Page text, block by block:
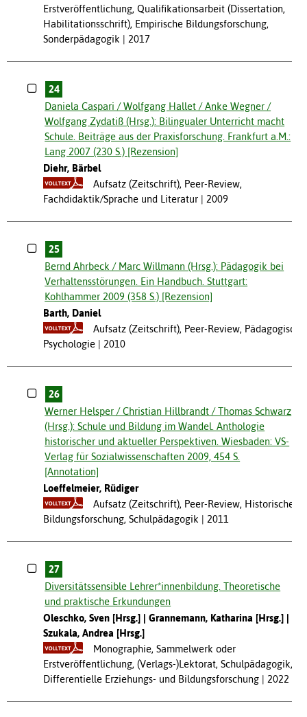
Erstveröffentlichung, Qualifikationsarbeit (Dissertation,
Habilitationsschrift), Empirische Bildungsforschung,
Sonderpädagogik
2017
24
Daniela Caspari / Wolfgang Hallet / Anke Wegner /
Wolfgang Zydatiß (Hrsg.): Bilingualer Unterricht macht
Schule. Beiträge aus der Praxisforschung. Frankfurt a.M.:
Lang 2007 (230 S.) [Rezension]
Diehr, Bärbel
Aufsatz (Zeitschrift), Peer-Review,
Fachdidaktik/Sprache und Literatur
2009
25
Bernd Ahrbeck / Marc Willmann (Hrsg.): Pädagogik bei
Verhaltensstörungen. Ein Handbuch. Stuttgart:
Kohlhammer 2009 (358 S.) [Rezension]
Barth, Daniel
Aufsatz (Zeitschrift), Peer-Review, Pädagogische
Psychologie
2010
26
Werner Helsper / Christian Hillbrandt / Thomas Schwarz
(Hrsg.): Schule und Bildung im Wandel. Anthologie
historischer und aktueller Perspektiven. Wiesbaden: VS-
Verlag für Sozialwissenschaften 2009, 454 S.
[Annotation]
Loeffelmeier, Rüdiger
Aufsatz (Zeitschrift), Peer-Review, Historische
Bildungsforschung, Schulpädagogik
2011
27
Diversitätssensible Lehrer*innenbildung. Theoretische
und praktische Erkundungen
Oleschko, Sven [Hrsg.]
Grannemann, Katharina [Hrsg.]
Szukala, Andrea [Hrsg.]
Monographie, Sammelwerk oder
Erstveröffentlichung, (Verlags-)Lektorat, Schulpädagogik,
Differentielle Erziehungs- und Bildungsforschung
2022